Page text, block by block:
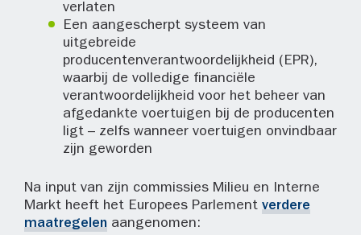
verlaten
Een aangescherpt systeem van
uitgebreide
producentenverantwoordelijkheid (EPR),
waarbij de volledige financiële
verantwoordelijkheid voor het beheer van
afgedankte voertuigen bij de producenten
ligt – zelfs wanneer voertuigen onvindbaar
zijn geworden
Na input van zijn commissies Milieu en Interne
Markt heeft het Europees Parlement verdere
maatregelen aangenomen: